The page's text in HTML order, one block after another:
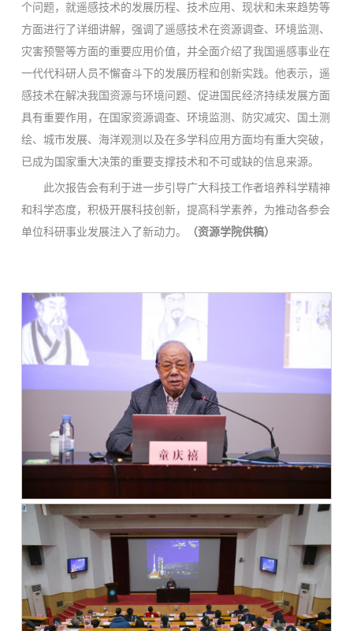
个问题，就遥感技术的发展历程、技术应用、现状和未来趋势等
方面进行了详细讲解，强调了遥感技术在资源调查、环境监测、
灾害预警等方面的重要应用价值，并全面介绍了我国遥感事业在
一代代科研人员不懈奋斗下的发展历程和创新实践。他表示，遥
感技术在解决我国资源与环境问题、促进国民经济持续发展方面
具有重要作用，在国家资源调查、环境监测、防灾减灾、国土测
绘、城市发展、海洋观测以及在多学科应用方面均有重大突破，
已成为国家重大决策的重要支撑技术和不可或缺的信息来源。
此次报告会有利于进一步引导广大科技工作者培养科学精神
和科学态度，积极开展科技创新，提高科学素养，为推动各参会
单位科研事业发展注入了新动力。
（资源学院供稿）